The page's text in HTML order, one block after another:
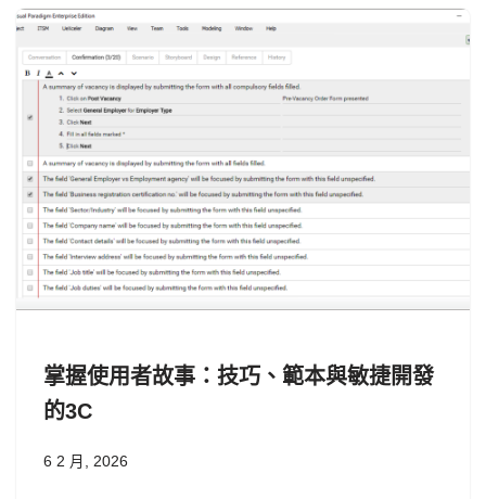
掌握使用者故事：技巧、範本與敏捷開發
的3C
6 2 月, 2026